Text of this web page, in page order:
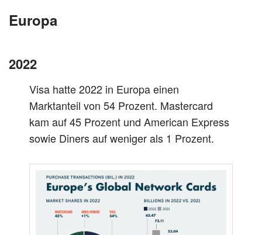
Europa
2022
Visa hatte 2022 in Europa einen
Marktanteil von 54 Prozent. Mastercard
kam auf 45 Prozent und American Express
sowie Diners auf weniger als 1 Prozent.